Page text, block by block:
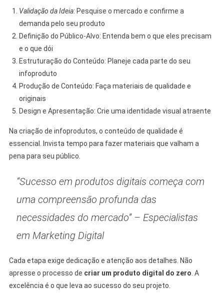
Validação da Ideia: Pesquise o mercado e confirme a
demanda pelo seu produto
Definição do Público-Alvo: Entenda bem o que eles precisam
e o que dói
Estruturação do Conteúdo: Planeje cada parte do seu
infoproduto
Produção de Conteúdo: Faça materiais de qualidade e
originais
Design e Apresentação: Crie uma identidade visual atraente
Na criação de infoprodutos, o conteúdo de qualidade é
essencial. Invista tempo para fazer materiais que valham a
pena para seu público.
“Sucesso em produtos digitais começa com
uma compreensão profunda das
necessidades do mercado” – Especialistas
em Marketing Digital
Cada etapa exige dedicação e atenção aos detalhes. Não
apresse o processo de criar um produto digital do zero . A
excelência é o que leva ao sucesso do seu projeto.